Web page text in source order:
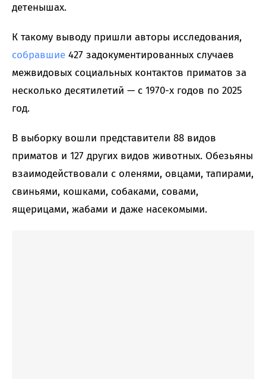
детенышах.
К такому выводу пришли авторы исследования,
собравшие 427 задокументированных случаев
межвидовых социальных контактов приматов за
несколько десятилетий — с 1970-х годов по 2025
год.
В выборку вошли представители 88 видов
приматов и 127 других видов животных. Обезьяны
взаимодействовали с оленями, овцами, тапирами,
свиньями, кошками, собаками, совами,
ящерицами, жабами и даже насекомыми.